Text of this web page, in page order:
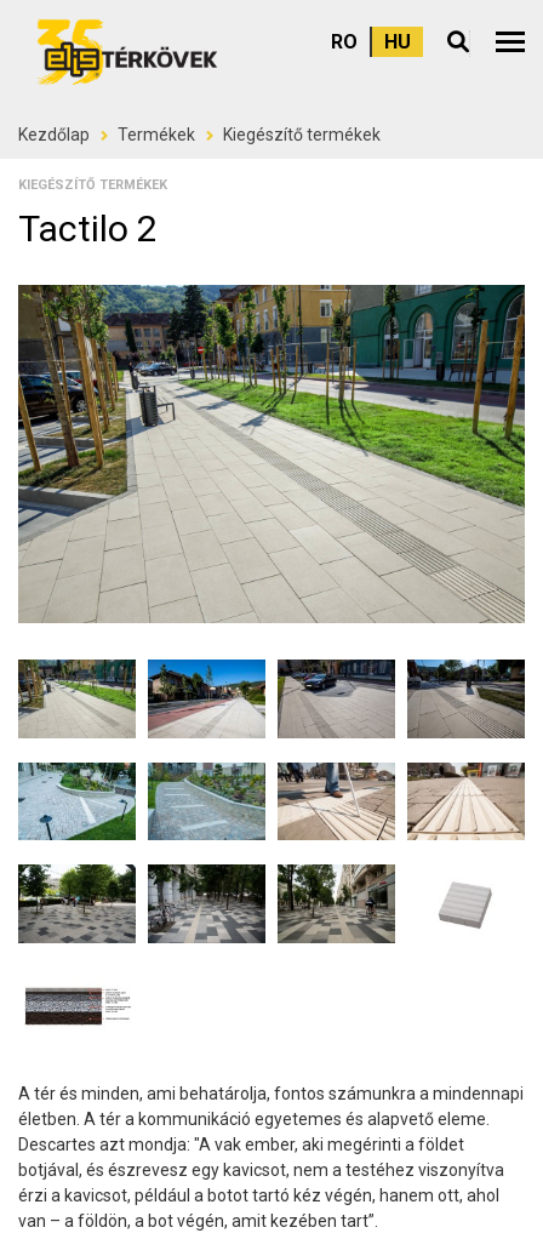
RO HU
Kezdőlap Termékek Kiegészítő termékek
KIEGÉSZÍTŐ TERMÉKEK
Tactilo 2
A tér és minden, ami behatárolja, fontos számunkra a mindennapi
életben. A tér a kommunikáció egyetemes és alapvető eleme.
Descartes azt mondja: "A vak ember, aki megérinti a földet
botjával, és észrevesz egy kavicsot, nem a testéhez viszonyítva
érzi a kavicsot, például a botot tartó kéz végén, hanem ott, ahol
van – a földön, a bot végén, amit kezében tart”.